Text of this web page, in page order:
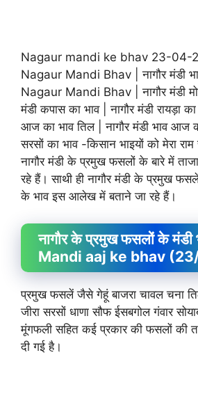
Nagaur mandi ke bhav 23-04-
Nagaur Mandi Bhav | नागौर मंडी
Nagaur Mandi Bhav | नागौर मंडी
मंडी कपास का भाव | नागौर मंडी रायड़ा
आज का भाव तिल | नागौर मंडी भाव आज
सरसों का भाव -किसान भाइयों को मेरा
नागौर मंडी के प्रमुख फसलों के बारे में
रहे हैं। साथी ही नागौर मंडी के प्रमुख
के भाव इस आलेख में बताने जा रहे हैं।
नागौर के प्रमुख फसलों के
Mandi aaj ke bhav
प्रमुख फसलें जैसे गेहूं बाजरा चावल चना
जीरा सरसों धाणा सौफ ईसबगोल गंवार
मूंगफली सहित कई प्रकार की फसलों की
दी गई है।